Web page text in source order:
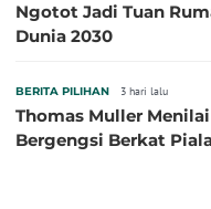
Ngotot Jadi Tuan
Dunia 2030
BERITA PILIHAN 3 hari lalu
Thomas Muller
Bergengsi Berkat